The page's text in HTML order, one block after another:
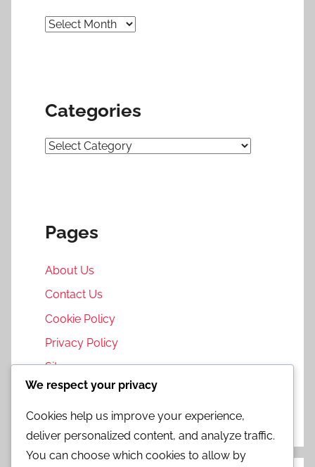
Archives
Categories
Categories
Pages
About Us
Contact Us
Cookie Policy
Privacy Policy
Sitemap
Terms and Conditions
We respect your privacy
Cookies help us improve your experience,
deliver personalized content, and analyze traffic.
You can choose which cookies to allow by